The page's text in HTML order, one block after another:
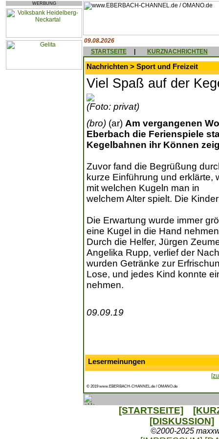
WERBUNG
09.08.2026
STARTSEITE
KURZNACHRICHTEN
Nachrichten > Sport und Freizeit
Viel Spaß auf der
(Foto: privat)
(bro) (ar) Am vergangenen
Eberbach die Ferienspiele
Kegelbahnen ihr Können
Zuvor fand die Begrüßung
kurze Einführung und erklärte,
mit welchen Kugeln man in
welchem Alter spielt. Die
Die Erwartung wurde immer
eine Kugel in die Hand
Durch die Helfer, Jürgen
Angelika Rupp, verlief der
wurden Getränke zur
Lose, und jedes Kind konnte
nehmen.
09.09.19
Lesermeinungen
© 2019 www.EBERBACH-CHANNEL.de / OMANO.de
[STARTSEITE]
[DISKUSSION]
©2000-2025